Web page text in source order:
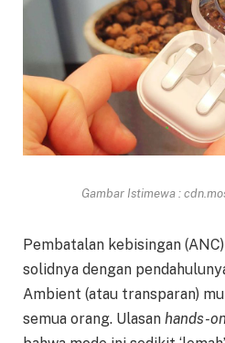
Gambar Istimewa :
Pembatalan kebisingan
solidnya dengan
Ambient (atau transparan)
semua orang. Ulasan hands-on